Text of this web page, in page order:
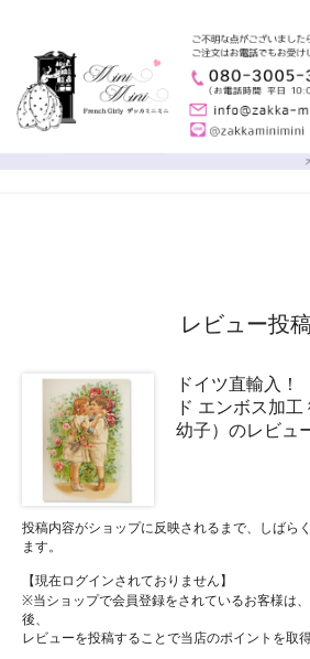
レビュー投稿
ドイツ直輸入！
ド エンボス加
幼子）のレビュ
投稿内容がショップに反映されるまで、しばら
ます。
【現在ログインされておりません】
※当ショップで会員登録をされているお客様は
後、
レビューを投稿することで当店のポイントを取